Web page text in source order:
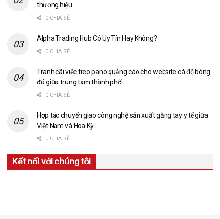
thương hiệu
0 CHIA SẺ
Alpha Trading Hub Có Uy Tín Hay Không?
0 CHIA SẺ
Tranh cãi việc treo pano quảng cáo cho website cá độ bóng
đá giữa trung tâm thành phố
0 CHIA SẺ
Hợp tác chuyển giao công nghệ sản xuất găng tay y tế giữa
Việt Nam và Hoa Kỳ
0 CHIA SẺ
Kết nối với chúng tôi